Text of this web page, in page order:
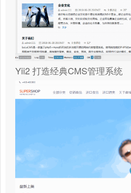
Yii2 打造经典CMS管理系统